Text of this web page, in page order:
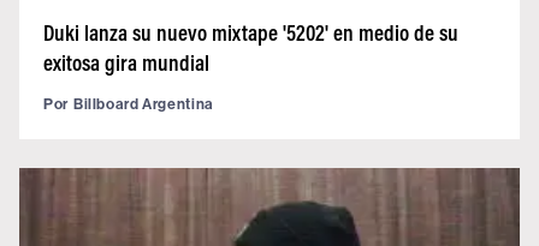
Duki lanza su nuevo mixtape '5202' en medio de su
exitosa gira mundial
Por Billboard Argentina